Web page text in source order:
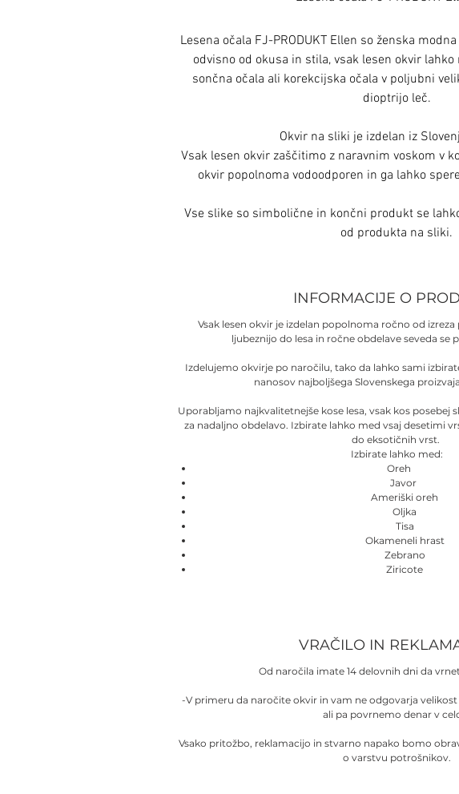
Lesena očala FJ-PRODUKT Ellen so ženska
odvisno od okusa in stila, vsak lesen okvir
sončna očala ali korekcijska očala v poljubni
dioptrijo leč.
Okvir na sliki je izdelan iz
Vsak lesen okvir zaščitimo z naravnim voskom v
okvir popolnoma vodoodporen in ga lahko
Vse slike so simbolične in končni produkt se
od produkta na sliki.
INFORMACIJE O
Vsak lesen okvir je izdelan popolnoma ročno od
ljubeznijo do lesa in ročne obdelave seveda se
Izdelujemo okvirje po naročilu, tako da lahko sami
nanosov najboljšega Slovenskega
Uporabljamo najkvalitetnejše kose lesa, vsak kos
za nadaljno obdelavo. Izbirate lahko med vsaj desetimi
do eksotičnih vrst.
Izbirate lahko med:
Oreh
Javor
Ameriški oreh
Oljka
Tisa
Okameneli hrast
Zebrano
Ziricote
VRAČILO IN
Od naročila imate 14 delovnih dni da
-V primeru da naročite okvir in vam ne odgovarja
ali pa povrnemo denar v
Vsako pritožbo, reklamacijo in stvarno napako bomo
o varstvu potrošnikov.